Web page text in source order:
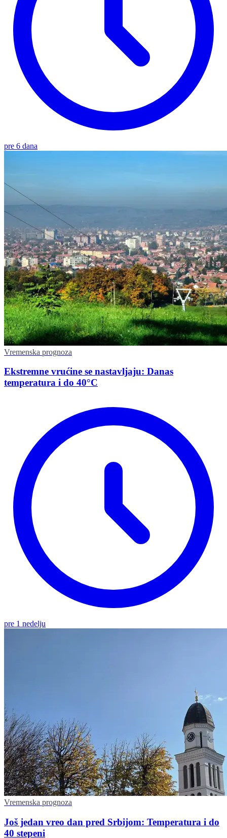
pre 6 dana
Vremenska prognoza
Ekstremne vrućine se nastavljaju: Danas
temperatura i do 40°C
pre 1 nedelju
Vremenska prognoza
Još jedan vreo dan pred Srbijom: Temperatura i do
40 stepeni